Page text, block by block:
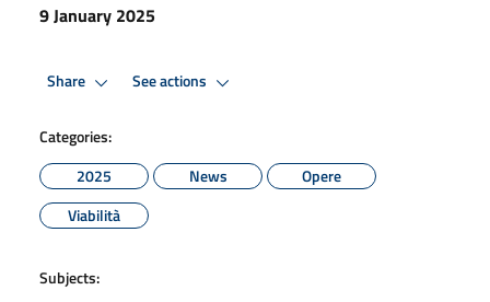
9 January 2025
Share See actions
Categories:
2025
News
Opere
Viabilità
Subjects: